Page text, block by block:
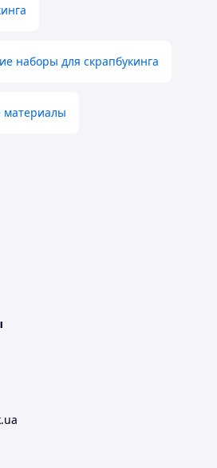
наборы для скрапбукинга
материалы